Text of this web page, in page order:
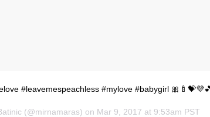
#leavemespeachless #mylove #babygirl
(@mirnamaras) on Mar 9, 2017 at 9:53am PST